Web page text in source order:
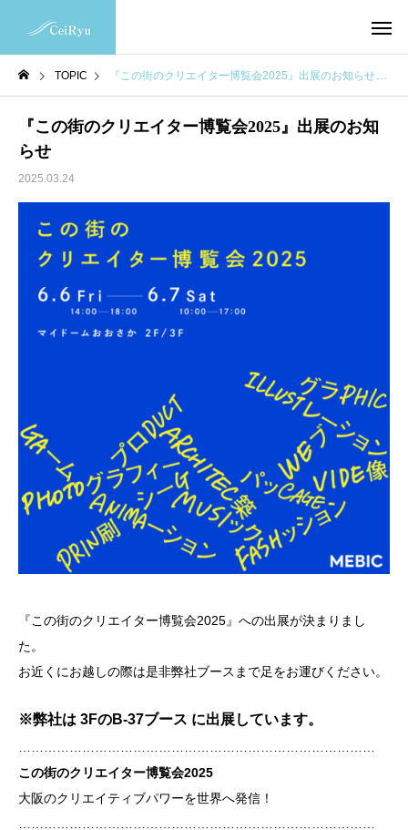
TOPIC 『この街のクリエイター博覧会2025』出展のお知らせ
『この街のクリエイター博覧会2025』出展のお知
らせ
2025.03.24
『この街のクリエイター博覧会2025』への出展が決まりまし
た。
お近くにお越しの際は是非弊社ブースまで足をお運びください。
※弊社は 3FのB-37ブース に出展しています。
この街のクリエイター博覧会2025
大阪のクリエイティブパワーを世界へ発信！